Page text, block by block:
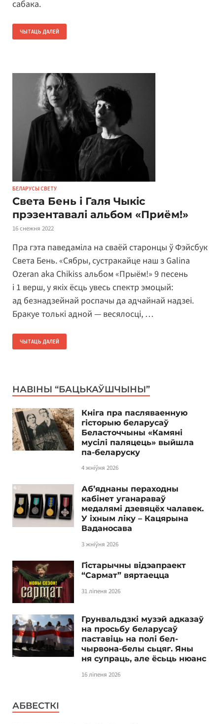
сабака.
ЧЫТАЦЬ ДАЛЕЙ
БЕЛАРУСЫ СВЕТУ
Света Бень і Галя Чыкіс
прэзентавалі альбом «Приём!»
16 снежня 2022
Пра гэта паведаміла на сваёй старонцы ў Фэйсбук
Света Бень. «Сябры, сустракайце наш з Galina
Ozeran aka Chikiss альбом «Прыём!» 9 песень
і 1 верш, у якіх ёсць увесь спектр эмоцый:
ад безнадзейнай роспачы да адчайнай надзеі.
Бракуе толькі адной — весялосці, …
ЧЫТАЦЬ ДАЛЕЙ
НАВІНЫ “БАЦЬКАЎШЧЫНЫ”
Кніга пра пасляваенную
гісторыю беларусаў
Беласточчыны «Камяні
мусілі паляцець» выйшла
па-беларуску
4 жніўня 2026
Аб’яднаны пераходны
кабінет уганараваў
медалямі дзевяцёх чалавек.
У іхным ліку – Кацярына
Ваданосава
3 жніўня 2026
Гістарычны відэапраект
“Сармат” вяртаецца
31 ліпеня 2026
Грунвальдзкі музэй адказаў
на просьбу беларусаў
паставіць на полі бел-
чырвона-белы сьцяг. Яны
ня супраць, але ёсьць нюанс
16 ліпеня 2026
АБВЕСТКІ